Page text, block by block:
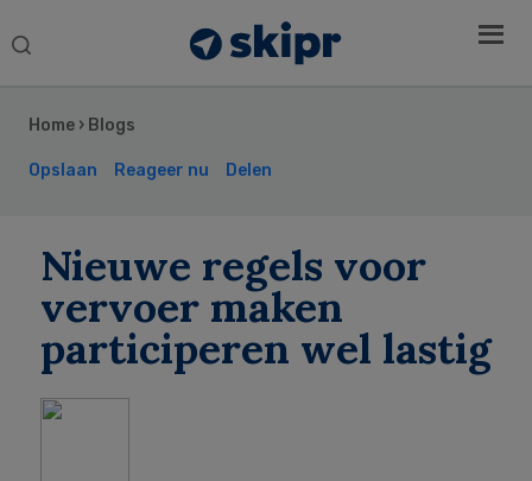
Search
Home › Blogs
Opslaan Reageer nu Delen
Nieuwe regels voor
vervoer maken
participeren wel lastig
Sidebar